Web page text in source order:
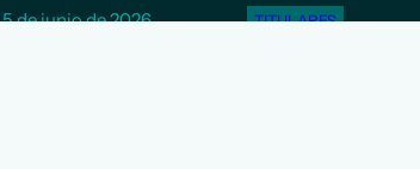
5 de junio de 2026 TITULARES